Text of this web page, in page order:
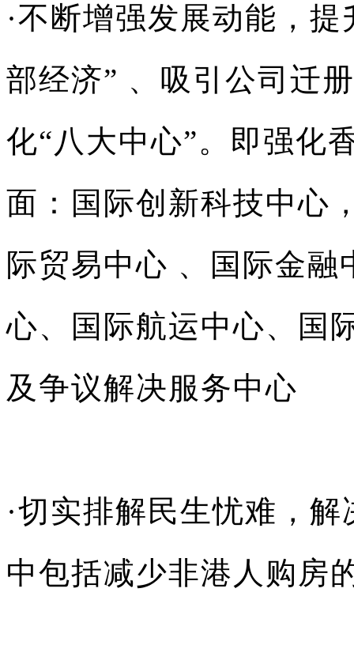
·不断增强发展动能，
部经济” 、吸引公司迁
化“八大中心”。即强化
面：国际创新科技中心
际贸易中心 、国际金
心、国际航运中心、国
及争议解决服务中心
·切实排解民生忧难，
中包括减少非港人购房